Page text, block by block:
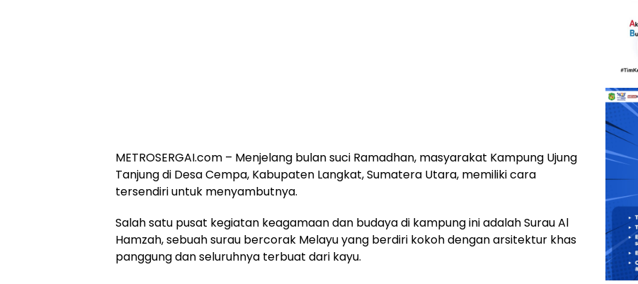
METROSERGAI.com – Menjelang bulan suci Ramadhan, masyarakat Kampung Ujung
Tanjung di Desa Cempa, Kabupaten Langkat, Sumatera Utara, memiliki cara
tersendiri untuk menyambutnya.
Salah satu pusat kegiatan keagamaan dan budaya di kampung ini adalah Surau Al
Hamzah, sebuah surau bercorak Melayu yang berdiri kokoh dengan arsitektur khas
panggung dan seluruhnya terbuat dari kayu.